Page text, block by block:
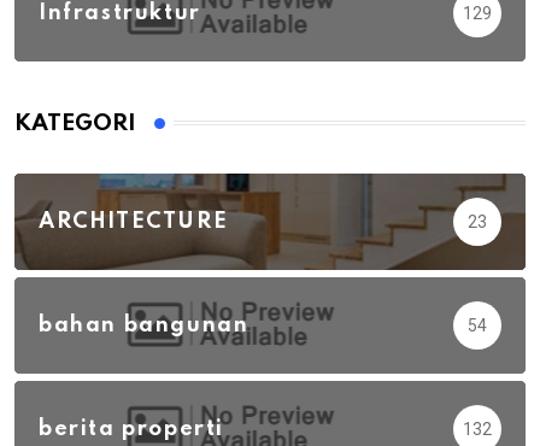
Infrastruktur 129
KATEGORI
ARCHITECTURE 23
bahan bangunan 54
berita properti 132